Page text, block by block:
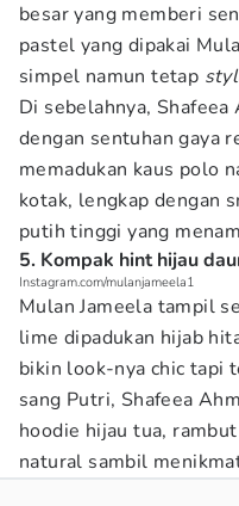
besar yang memberi
pastel yang dipakai
simpel namun tetap
Di sebelahnya,
dengan sentuhan gaya
memadukan kaus polo
kotak, lengkap dengan
putih tinggi yang
5. Kompak hint hijau
Instagram.com/mulanjameela1
Mulan Jameela tampil
lime dipadukan hijab
bikin look-nya chic tapi
sang Putri, Shafeea
hoodie hijau tua,
natural sambil